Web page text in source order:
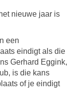
nieuwe jaar is
een
eindigt als die
Gerhard Eggink,
is die kans
of je eindigt